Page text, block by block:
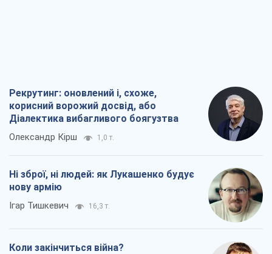
Рекрутинг: оновлений і, схоже,
корисний ворожий досвід, або
Діалектика вибагливого боягузтва
Олександр Кірш 1,0 т.
Ні зброї, ні людей: як Лукашенко будує
нову армію
Ігар Тишкевич 16,3 т.
Коли закінчиться війна?